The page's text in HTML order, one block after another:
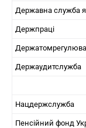
Державна служба
Держпраці
Держаудитслужба
Нацдержслужба
Пенсійний фонд